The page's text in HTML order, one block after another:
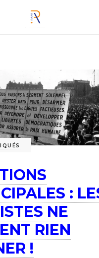
:
NE
RIEN
!